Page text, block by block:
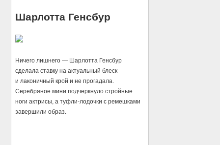
Шарлотта Генсбур
Ничего лишнего — Шарлотта Генсбур
сделала ставку на актуальный блеск
и лаконичный крой и не прогадала.
Серебряное мини подчеркнуло стройные
ноги актрисы, а туфли-лодочки с ремешками
завершили образ.